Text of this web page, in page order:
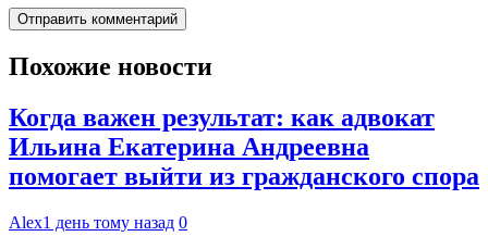
Похожие новости
Когда важен результат: как адвокат
Ильина Екатерина Андреевна
помогает выйти из гражданского спора
Alex1 день тому назад 0